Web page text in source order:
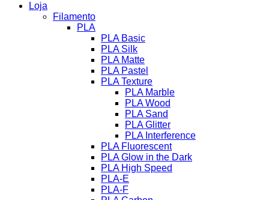
Loja
Filamento
PLA
PLA Basic
PLA Silk
PLA Matte
PLA Pastel
PLA Texture
PLA Marble
PLA Wood
PLA Sand
PLA Glitter
PLA Interference
PLA Fluorescent
PLA Glow in the Dark
PLA High Speed
PLA-E
PLA-F